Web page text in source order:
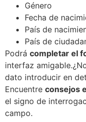
Género
Fecha de
País de
País de
Podrá completar el
interfaz
dato introducir en
Encuentre consejos
el signo de
campo.